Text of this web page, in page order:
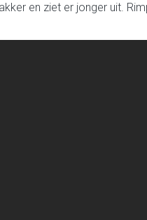
en ziet er jonger uit.